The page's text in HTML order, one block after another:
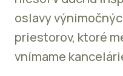
oslavy
priestorov, ktoré
vnímame